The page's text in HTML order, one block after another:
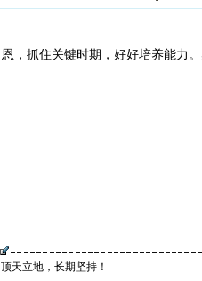
恩，抓住关键时期，好好培养能力
顶天立地，长期坚持！